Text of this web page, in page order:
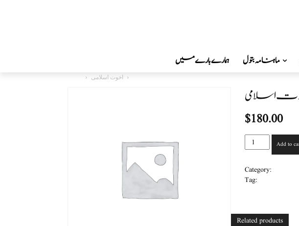
ہمارے بارے میں ماہنامہ بتول
اخوت اسلامی
اسلامی
$180.00
اخوت
اسلامی
Add to
Category:
Tag:
Related products